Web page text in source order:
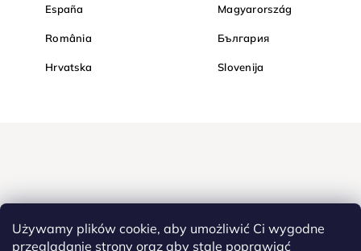
Używamy plików cookie, aby umożliwić Ci wygodne
przeglądanie strony oraz aby stale poprawiać
España Magyarország
România България
Hrvatska Slovenija